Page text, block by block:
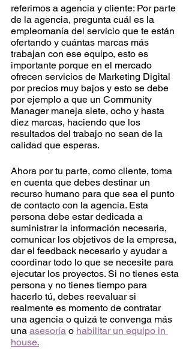
referimos a agencia y cliente: Por parte
de la agencia, pregunta cuál es la
empleomanía del servicio que te están
ofertando y cuántas marcas más
trabajan con ese equipo, esto es
importante porque en el mercado
ofrecen servicios de Marketing Digital
por precios muy bajos y esto se debe
por ejemplo a que un Community
Manager maneja siete, ocho y hasta
diez marcas, haciendo que los
resultados del trabajo no sean de la
calidad que esperas.
Ahora por tu parte, como cliente, toma
en cuenta que debes destinar un
recurso humano para que sea el punto
de contacto con la agencia. Esta
persona debe estar dedicada a
suministrar la información necesaria,
comunicar los objetivos de la empresa,
dar el feedback necesario y ayudar a
coordinar todo lo que se necesite para
ejecutar los proyectos. Si no tienes esta
persona y no tienes tiempo para
hacerlo tú, debes reevaluar si
realmente es momento de contratar
una agencia o quizá te convenga más
una asesoría o habilitar un equipo in
house.